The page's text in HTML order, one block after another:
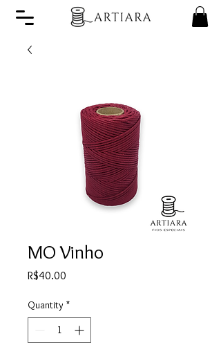
MO Vinho
R$40.00
Quantity *